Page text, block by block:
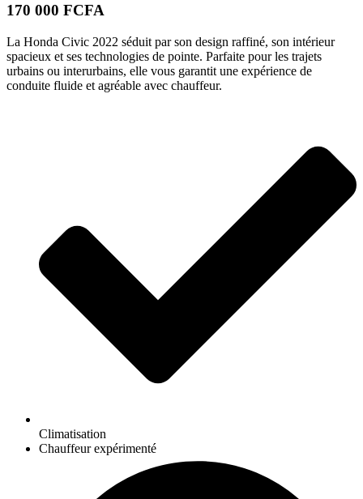
170 000 FCFA
La Honda Civic 2022 séduit par son design raffiné, son intérieur
spacieux et ses technologies de pointe. Parfaite pour les trajets
urbains ou interurbains, elle vous garantit une expérience de
conduite fluide et agréable avec chauffeur.
Climatisation
Chauffeur expérimenté